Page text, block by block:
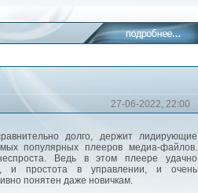
27-06-2022, 22:00
долго, держит лидирующие
популярных плееров медиа-файлов.
Ведь в этом плеере удачно
и простота в управлении, и очень
понятен даже новичкам.